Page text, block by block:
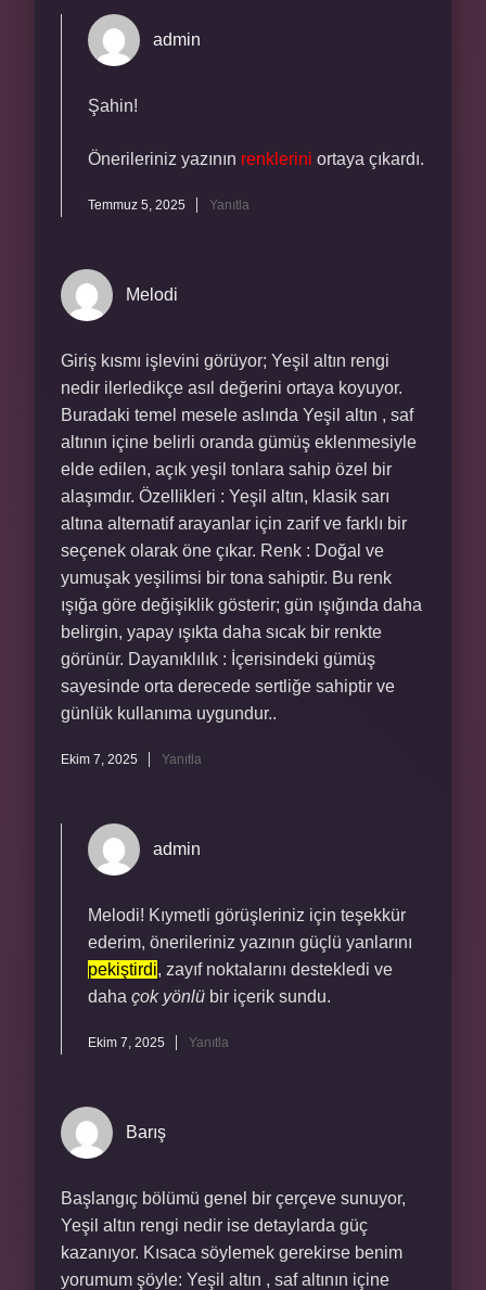
admin
Şahin!
Önerileriniz yazının renklerini ortaya çıkardı.
Temmuz 5, 2025 Yanıtla
Melodi
Giriş kısmı işlevini görüyor; Yeşil altın rengi
nedir ilerledikçe asıl değerini ortaya koyuyor.
Buradaki temel mesele aslında Yeşil altın , saf
altının içine belirli oranda gümüş eklenmesiyle
elde edilen, açık yeşil tonlara sahip özel bir
alaşımdır. Özellikleri : Yeşil altın, klasik sarı
altına alternatif arayanlar için zarif ve farklı bir
seçenek olarak öne çıkar. Renk : Doğal ve
yumuşak yeşilimsi bir tona sahiptir. Bu renk
ışığa göre değişiklik gösterir; gün ışığında daha
belirgin, yapay ışıkta daha sıcak bir renkte
görünür. Dayanıklılık : İçerisindeki gümüş
sayesinde orta derecede sertliğe sahiptir ve
günlük kullanıma uygundur..
Ekim 7, 2025 Yanıtla
admin
Melodi! Kıymetli görüşleriniz için teşekkür
ederim, önerileriniz yazının güçlü yanlarını
pekiştirdi, zayıf noktalarını destekledi ve
daha çok yönlü bir içerik sundu.
Ekim 7, 2025 Yanıtla
Barış
Başlangıç bölümü genel bir çerçeve sunuyor,
Yeşil altın rengi nedir ise detaylarda güç
kazanıyor. Kısaca söylemek gerekirse benim
yorumum şöyle: Yeşil altın , saf altının içine